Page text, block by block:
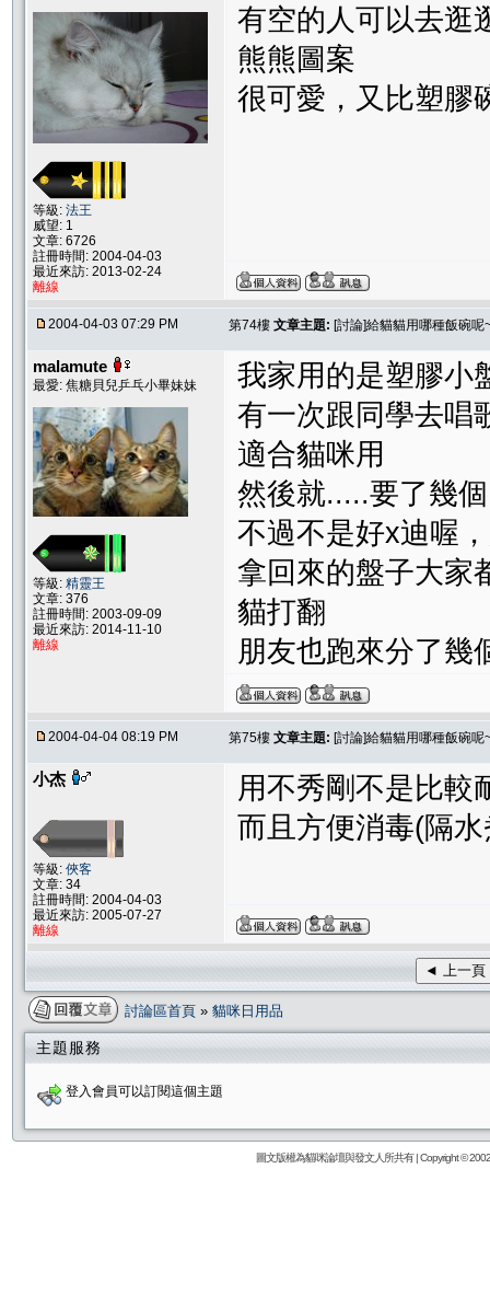
等級: 法王
威望: 1
文章: 6726
註冊時間: 2004-04-03
最近來訪: 2013-02-24
離線
有空的人可以去逛
熊熊圖案
很可愛，又比塑膠
2004-04-03 07:29 PM 第74樓 文章主題: [討論]給貓貓用哪種飯碗呢
malamute
最愛: 焦糖貝兒乒乓小畢妹妹
等級: 精靈王
文章: 376
註冊時間: 2003-09-09
最近來訪: 2014-11-10
離線
我家用的是塑膠小
有一次跟同學去唱
適合貓咪用
然後就.....要了幾
不過不是好x迪喔
拿回來的盤子大家
貓打翻
朋友也跑來分了幾
2004-04-04 08:19 PM 第75樓 文章主題: [討論]給貓貓用哪種飯碗呢
小杰
等級: 俠客
文章: 34
註冊時間: 2004-04-03
最近來訪: 2005-07-27
離線
用不秀剛不是比較
而且方便消毒(隔
◄ 上一頁
討論區首頁 » 貓咪日用品
主題服務
登入會員可以訂閱這個主題
圖文版權為貓咪論壇與發文人所共有 | Copyright ©